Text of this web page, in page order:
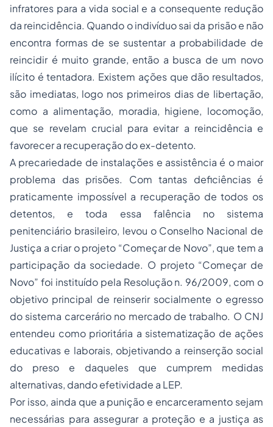
infratores para a vida social e a consequente redução
da reincidência. Quando o indivíduo sai da prisão e não
encontra formas de se sustentar a probabilidade de
reincidir é muito grande, então a busca de um novo
ilícito é tentadora. Existem ações que dão resultados,
são imediatas, logo nos primeiros dias de libertação,
como a alimentação, moradia, higiene, locomoção,
que se revelam crucial para evitar a reincidência e
favorecer a recuperação do ex-detento.
A precariedade de instalações e assistência é o maior
problema das prisões. Com tantas deficiências é
praticamente impossível a recuperação de todos os
detentos, e toda essa falência no sistema
penitenciário brasileiro, levou o Conselho Nacional de
Justiça a criar o projeto “Começar de Novo”, que tem a
participação da sociedade. O projeto “Começar de
Novo” foi instituído pela Resolução n. 96/2009, com o
objetivo principal de reinserir socialmente o egresso
do sistema carcerário no mercado de trabalho. O CNJ
entendeu como prioritária a sistematização de ações
educativas e laborais, objetivando a reinserção social
do preso e daqueles que cumprem medidas
alternativas, dando efetividade a LEP.
Por isso, ainda que a punição e encarceramento sejam
necessárias para assegurar a proteção e a justiça as